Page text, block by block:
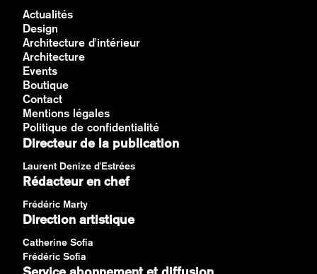
Actualités
Design
Architecture d'intérieur
Architecture
Events
Boutique
Contact
Mentions légales
Politique de confidentialité
Directeur de la publication
Laurent Denize d'Estrées
Rédacteur en chef
Frédéric Marty
Direction artistique
Catherine Sofia
Frédéric Sofia